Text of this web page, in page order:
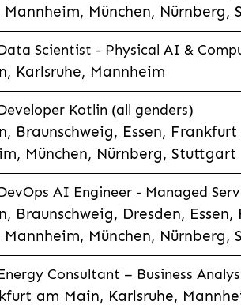
München, Nürnberg,
Scientist - Physical AI &
Karlsruhe, Mannheim
Kotlin (all genders)
Braunschweig, Essen,
München, Nürnberg, Stuttgart
AI Engineer - Managed
Braunschweig, Dresden,
München, Nürnberg,
Consultant – Business
am Main, Karlsruhe,